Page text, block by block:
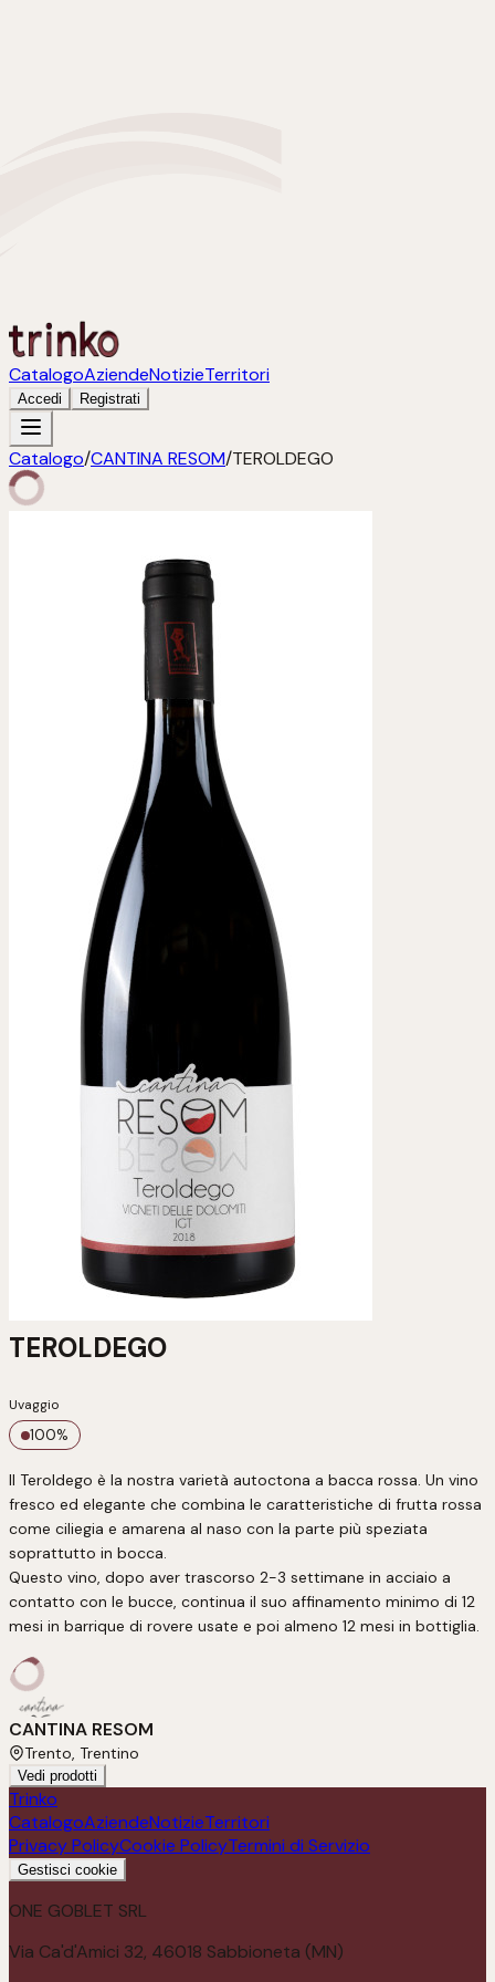
CatalogoAziendeNotizieTerritori
Accedi Registrati
Catalogo/CANTINA RESOM/TEROLDEGO
TEROLDEGO
Uvaggio
100%
Il Teroldego è la nostra varietà autoctona a bacca rossa. Un vino
fresco ed elegante che combina le caratteristiche di frutta rossa
come ciliegia e amarena al naso con la parte più speziata
soprattutto in bocca.
Questo vino, dopo aver trascorso 2-3 settimane in acciaio a
contatto con le bucce, continua il suo affinamento minimo di 12
mesi in barrique di rovere usate e poi almeno 12 mesi in bottiglia.
CANTINA RESOM
Trento, Trentino
Vedi prodotti
Trinko
CatalogoAziendeNotizieTerritori
Privacy PolicyCookie PolicyTermini di Servizio
Gestisci cookie
ONE GOBLET SRL
Via Ca'd'Amici 32, 46018 Sabbioneta (MN)